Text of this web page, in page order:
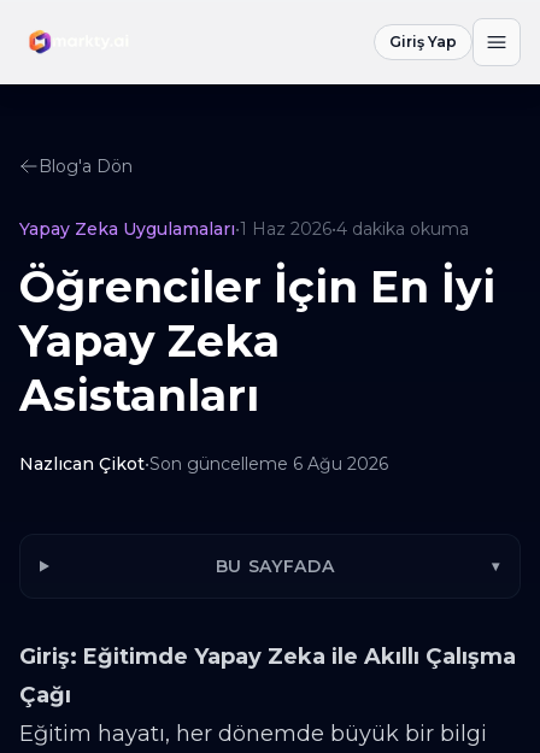
Giriş Yap
Blog'a Dön
Yapay Zeka Uygulamaları•1 Haz 2026•4 dakika okuma
Öğrenciler İçin En İyi
Yapay Zeka
Asistanları
Nazlıcan Çikot•Son güncelleme 6 Ağu 2026
BU SAYFADA ▾
Giriş: Eğitimde Yapay Zeka ile Akıllı Çalışma
Çağı
Eğitim hayatı, her dönemde büyük bir bilgi